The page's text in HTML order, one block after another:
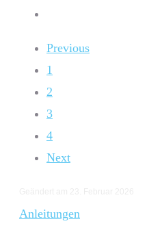
Previous
1
2
3
4
Next
Anleitungen